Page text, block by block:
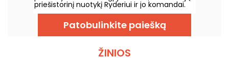
priešistorinį nuotykį Ryderiui ir jo komandai.
Patobulinkite paiešką
ŽINIOS